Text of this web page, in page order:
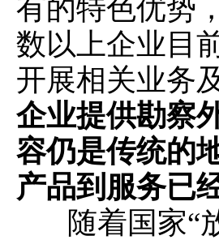
有的特色优势
数以上企业目
开展相关业务
企业提供勘察
容仍是传统的
产品到服务已
随着国家“放